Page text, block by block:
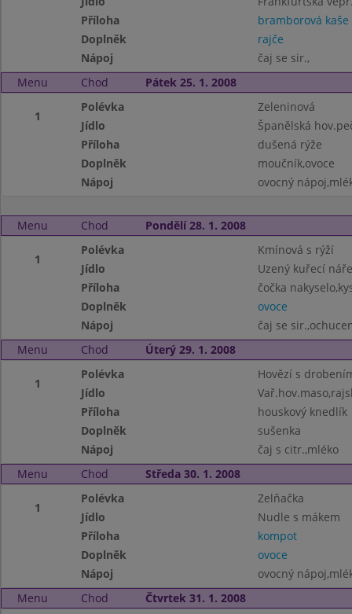
Příloha
bramborová kaše
Doplněk
rajče
Nápoj
čaj se sir.,
Menu
Chod Pátek 25. 1. 2008
1
Polévka
Zeleninová
Jídlo
Španělská
Příloha
dušená rýže
Doplněk
moučník,ovoce
Nápoj
ovocný
Menu Chod Pondělí 28. 1. 2008
1
Polévka
Kmínová s rýží
Jídlo
Uzený kuřecí
Příloha
čočka
Doplněk
ovoce
Nápoj
čaj se
Menu
Chod Úterý 29. 1. 2008
1
Polévka
Hovězí s
Jídlo
Příloha
houskový knedlík
Doplněk
sušenka
Nápoj
čaj s citr.,mléko
Menu
Chod Středa 30. 1. 2008
1
Polévka
Zelňačka
Jídlo
Nudle s mákem
Příloha
kompot
Doplněk
ovoce
Nápoj
ovocný
Menu
Chod Čtvrtek 31. 1. 2008